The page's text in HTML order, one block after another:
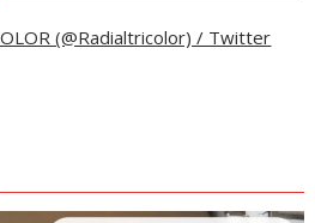
(@Radialtricolor) / Twitter